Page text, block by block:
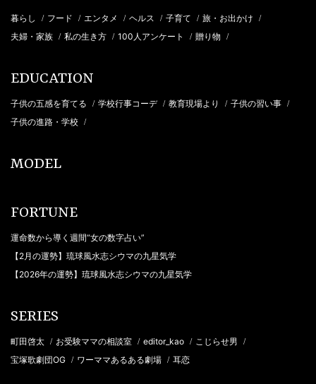
暮らし / フード / エンタメ / ヘルス / 子育て / 旅・お出かけ /
夫婦・家族 / 私の生き方 / 100人アンケート / 贈り物 /
EDUCATION
子供の五感を育てる / 学校行事コーデ / 教育現場より / 子供の習い事 /
子供の進路・学校 /
MODEL
FORTUNE
運命数から導く週間“女の数字占い”
【2月の運勢】琉球風水志シウマの九星気学
【2026年の運勢】琉球風水志シウマの九星気学
SERIES
町田啓太 / お受験ママの相談室 / editor_kao / こじらせ男 /
宝塚歌劇団OG / ワーママあるある劇場 / 耳恋